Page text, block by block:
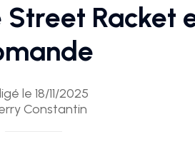
Racket
le 18/11/2025
Constantin